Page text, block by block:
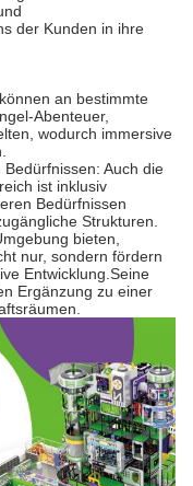
der Kunden in ihre
an bestimmte
Abenteuer,
wodurch immersive
Auch die
ist inklusiv
Bedürfnissen
Strukturen.
bieten,
nur, sondern fördern
Entwicklung.Seine
Ergänzung zu einer